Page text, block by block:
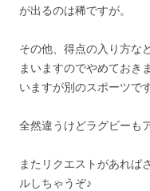
が出るのは稀ですが。
その他、得点の入り方な
まいますのでやめておき
いますが別のスポーツです
全然違うけどラグビーも
またリクエストがあれば
ルしちゃうぞ♪